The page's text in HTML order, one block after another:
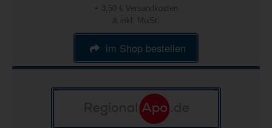
+ 3,50 € Versandkosten
& inkl. MwSt.
im Shop bestellen